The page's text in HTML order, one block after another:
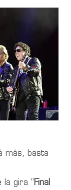
más, basta
la gira “Final